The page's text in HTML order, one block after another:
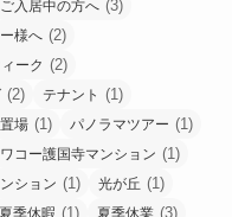
ご入居中の方へ (3)
様へ (2)
ーク (2)
(2) テナント (1)
場 (1) パノラマツアー (1)
ワコー護国寺マンション (1)
ション (1) 光が丘 (1)
夏季休暇 (1) 夏季休業 (3)